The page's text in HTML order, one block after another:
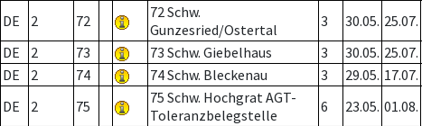
DE 2 72
72 Schw.
Gunzesried/Ostertal
3 30.05. 25.07.
DE
2 73 73 Schw. Giebelhaus 3 30.05. 25.07.
DE
2 74 74 Schw. Bleckenau 3 29.05. 17.07.
DE
2 75
75 Schw. Hochgrat AGT-
Toleranzbelegstelle
6 23.05. 01.08.